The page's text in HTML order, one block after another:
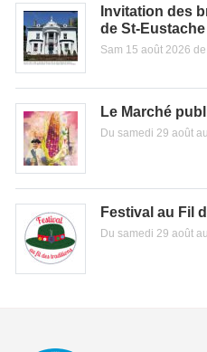
Invitation des
de St-Eustache
Sam 15 août 2026
Le Marché
Du samedi 29 août
Festival au Fil
Du samedi 29 août